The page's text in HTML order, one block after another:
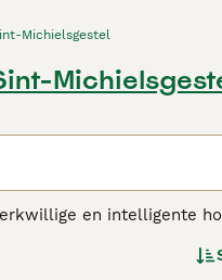
Michielsgestel
en intelligente